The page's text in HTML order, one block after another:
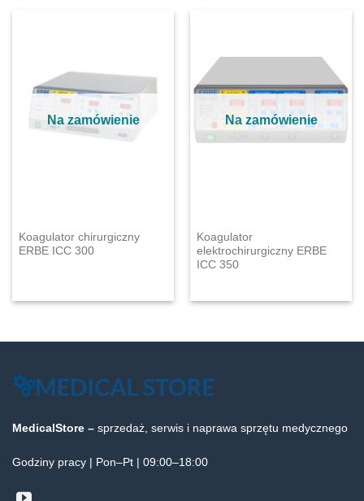
Na zamówienie
Koagulator chirurgiczny
ERBE ICC 300
Na zamówienie
Koagulator
elektrochirurgiczny ERBE
ICC 350
MedicalStore – sprzedaż, serwis i naprawa sprzętu medycznego
Godziny pracy | Pon–Pt | 09:00–18:00